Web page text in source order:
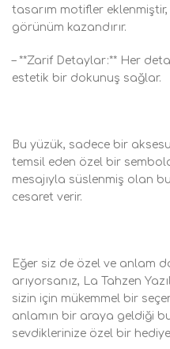
tasarım motifler
görünüm kazandırır.
– **Zarif Detaylar:** Her
estetik bir dokunuş sağlar.
Bu yüzük, sadece bir
temsil eden özel bir
mesajıyla süslenmiş olan
cesaret verir.
Eğer siz de özel ve anlam
arıyorsanız, La Tahzen
sizin için mükemmel bir
anlamın bir araya geldiği
sevdiklerinize özel bir